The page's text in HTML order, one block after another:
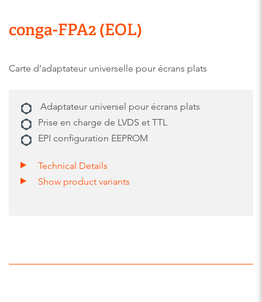
conga-FPA2 (EOL)
Carte d’adaptateur universelle pour écrans plats
Adaptateur universel pour écrans plats
Prise en charge de LVDS et TTL
EPI configuration EEPROM
Technical Details
Show product variants